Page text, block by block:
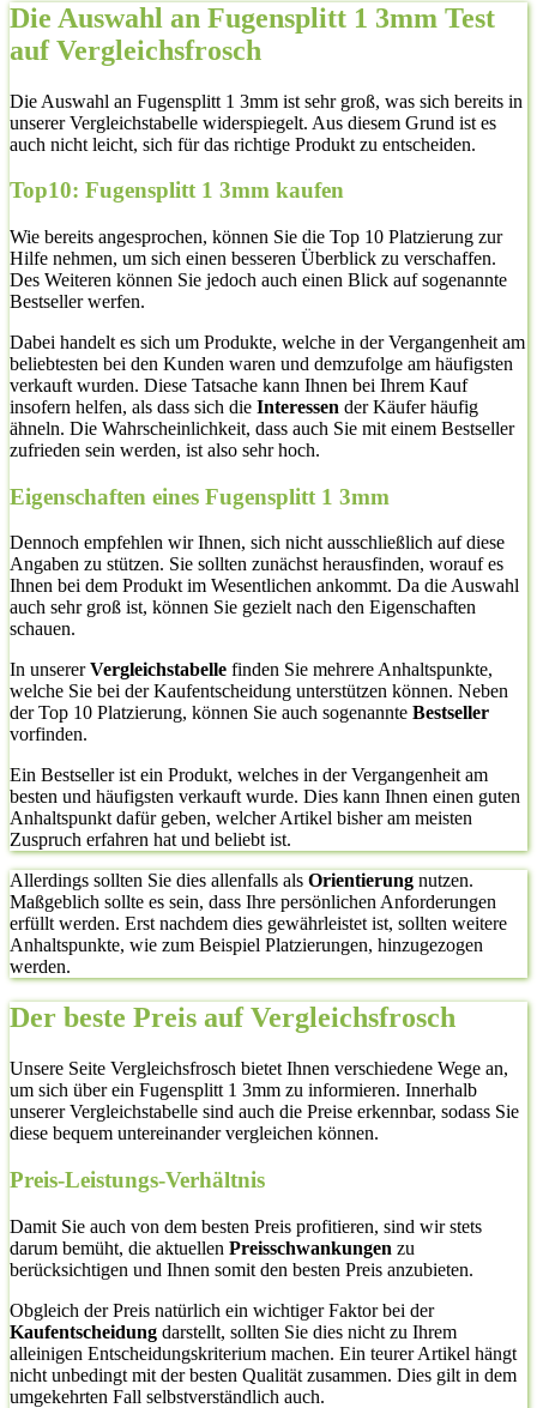
Die Auswahl an Fugensplitt 1 3mm Test
auf Vergleichsfrosch
Die Auswahl an Fugensplitt 1 3mm ist sehr groß, was sich bereits in
unserer Vergleichstabelle widerspiegelt. Aus diesem Grund ist es
auch nicht leicht, sich für das richtige Produkt zu entscheiden.
Top10: Fugensplitt 1 3mm kaufen
Wie bereits angesprochen, können Sie die Top 10 Platzierung zur
Hilfe nehmen, um sich einen besseren Überblick zu verschaffen.
Des Weiteren können Sie jedoch auch einen Blick auf sogenannte
Bestseller werfen.
Dabei handelt es sich um Produkte, welche in der Vergangenheit am
beliebtesten bei den Kunden waren und demzufolge am häufigsten
verkauft wurden. Diese Tatsache kann Ihnen bei Ihrem Kauf
insofern helfen, als dass sich die Interessen der Käufer häufig
ähneln. Die Wahrscheinlichkeit, dass auch Sie mit einem Bestseller
zufrieden sein werden, ist also sehr hoch.
Eigenschaften eines Fugensplitt 1 3mm
Dennoch empfehlen wir Ihnen, sich nicht ausschließlich auf diese
Angaben zu stützen. Sie sollten zunächst herausfinden, worauf es
Ihnen bei dem Produkt im Wesentlichen ankommt. Da die Auswahl
auch sehr groß ist, können Sie gezielt nach den Eigenschaften
schauen.
In unsererVergleichstabelle finden Sie mehrere Anhaltspunkte,
welche Sie bei der Kaufentscheidung unterstützen können. Neben
der Top 10 Platzierung, können Sie auch sogenannte Bestseller
vorfinden.
Ein Bestseller ist ein Produkt, welches in der Vergangenheit am
besten und häufigsten verkauft wurde. Dies kann Ihnen einen guten
Anhaltspunkt dafür geben, welcher Artikel bisher am meisten
Zuspruch erfahren hat und beliebt ist.
Allerdings sollten Sie dies allenfalls als Orientierung nutzen.
Maßgeblich sollte es sein, dass Ihre persönlichen Anforderungen
erfüllt werden. Erst nachdem dies gewährleistet ist, sollten weitere
Anhaltspunkte, wie zum Beispiel Platzierungen, hinzugezogen
werden.
Der beste Preis auf Vergleichsfrosch
Unsere Seite Vergleichsfrosch bietet Ihnen verschiedene Wege an,
um sich über ein Fugensplitt 1 3mm zu informieren. Innerhalb
unserer Vergleichstabelle sind auch die Preise erkennbar, sodass Sie
diese bequem untereinander vergleichen können.
Preis-Leistungs-Verhältnis
Damit Sie auch von dem besten Preis profitieren, sind wir stets
darum bemüht, die aktuellen Preisschwankungen zu
berücksichtigen und Ihnen somit den besten Preis anzubieten.
Obgleich der Preis natürlich ein wichtiger Faktor bei der
Kaufentscheidung darstellt, sollten Sie dies nicht zu Ihrem
alleinigen Entscheidungskriterium machen. Ein teurer Artikel hängt
nicht unbedingt mit der besten Qualität zusammen. Dies gilt in dem
umgekehrten Fall selbstverständlich auch.